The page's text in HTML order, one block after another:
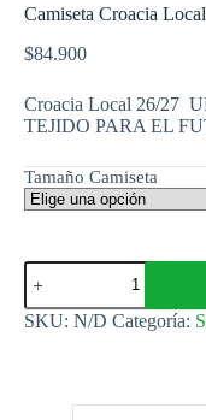
Camiseta Croacia
$84.900
Croacia Local 26/27
TEJIDO PARA EL
Tamaño Camiseta
Camiseta
Croacia
Local
26/27
SKU: N/D Categoría: